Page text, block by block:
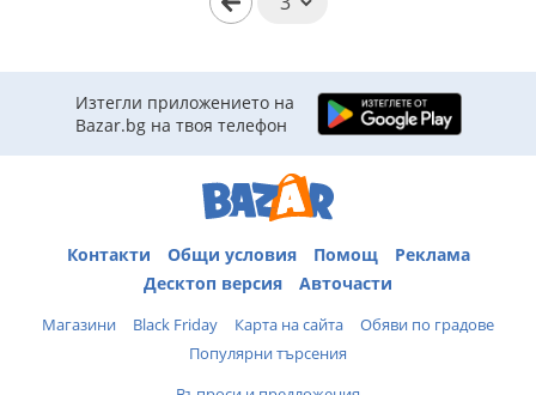
Изтегли приложението на
Bazar.bg на твоя телефон
Контакти Общи условия Помощ
Реклама
Десктоп версия
Авточасти
Магазини Black Friday Карта на сайта
Обяви по градове
Популярни търсения